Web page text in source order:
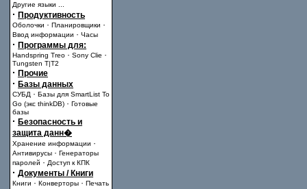
Другие языки
· Продуктивность
Оболочки · Планировщики ·
Ввод информации · Часы
· Программы для:
Handspring Treo · Sony Clie ·
Tungsten T|T2
· Прочие
· Базы данных
СУБД · Базы для SmartList To
Go (экс thinkDB) · Готовые
базы
· Безопасность и
защита данн�
Хранение информации ·
Антивирусы · Генераторы
паролей · Доступ к КПК
· Документы / Книги
Книги · Конверторы · Печать